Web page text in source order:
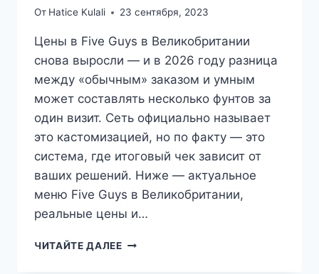
От Hatice Kulali 23 сентября, 2023
Цены в Five Guys в Великобритании
снова выросли — и в 2026 году разница
между «обычным» заказом и умным
может составлять несколько фунтов за
один визит. Сеть официально называет
это кастомизацией, но по факту — это
система, где итоговый чек зависит от
ваших решений. Ниже — актуальное
меню Five Guys в Великобритании,
реальные цены и…
ЧИТАЙТЕ ДАЛЕЕМЕНЮ